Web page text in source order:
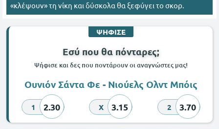
«κλέψουν» τη νίκη και δύσκολα θα ξεφύγει το σκορ.
ΨΗΦΙΣΕ
Εσύ που θα πόνταρες;
Ψήφισε και δες που ποντάρουν οι αναγνώστες μας!
Ουνιόν Σάντα Φε - Νιούελς Ολντ Μπόις
1 2.30 X 3.15 2 3.70